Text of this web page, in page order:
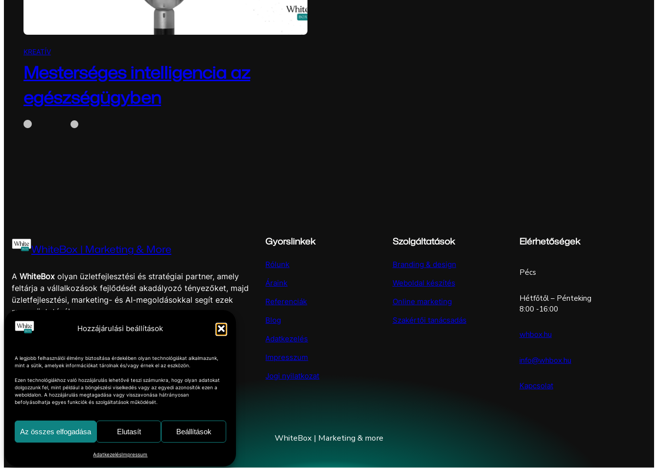
Hozzájárulási beállítások
A legjobb felhasználói élmény biztosítása érdekében olyan technológiákat alkalmazunk,
mint a sütik, amelyek információkat tárolnak és/vagy érnek el az eszközön.
Ezen technológiákhoz való hozzájárulás lehetővé teszi számunkra, hogy olyan adatokat
dolgozzunk fel, mint például a böngészési viselkedés vagy az egyedi azonosítók ezen a
weboldalon. A hozzájárulás megtagadása vagy visszavonása hátrányosan
befolyásolhatja egyes funkciók és szolgáltatások működését.
Az összes elfogadása Elutasít Beállítások
AdatkezelésImpressum
KREATÍV
Mesterséges intelligencia az
egészségügyben
WhiteBox | Marketing & More
A WhiteBox olyan üzletfejlesztési és stratégiai partner, amely
feltárja a vállalkozások fejlődését akadályozó tényezőket, majd
üzletfejlesztési, marketing- és AI-megoldásokkal segít ezek
megszüntetésében.
Think outside the box!
Facebook Instagram
Gyorslinkek
Rólunk
Áraink
Referenciák
Blog
Adatkezelés
Impresszum
Jogi nyilatkozat
Szolgáltatások
Branding & design
Weboldal készítés
Online marketing
Szakértői tanácsadás
Elérhetőségek
Pécs
Hétfőtől – Pénteking
8:00 -16:00
whbox.hu
info@whbox.hu
Kapcsolat
WhiteBox | Marketing & more